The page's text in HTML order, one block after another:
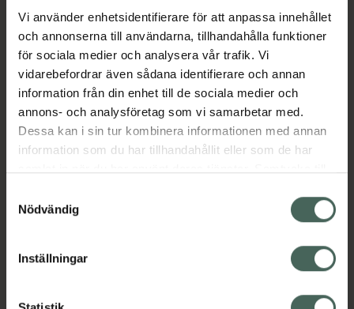
Vi använder enhetsidentifierare för att anpassa innehållet
och annonserna till användarna, tillhandahålla funktioner
för sociala medier och analysera vår trafik. Vi
vidarebefordrar även sådana identifierare och annan
information från din enhet till de sociala medier och
annons- och analysföretag som vi samarbetar med.
Dessa kan i sin tur kombinera informationen med annan
information som du har tillhandahållit eller som de har
återkalla ditt samtycke via webbplatsens
cookieinställningar. Ett återkallat samtycke påverkar inte
lagligheten av behandling som skett innan återkallelsen.
Nödvändig
Inställningar
Beskrivning Dölj
Läs alltid bipacksedeln innan
användning.
EAN:
06432100027689